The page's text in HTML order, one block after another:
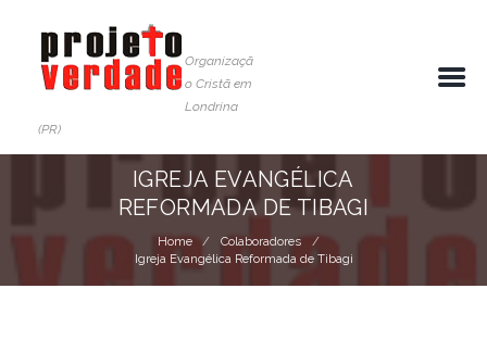
Organizaçã
o Cristã em
Londrina
(PR)
IGREJA EVANGÉLICA
REFORMADA DE TIBAGI
Home
Colaboradores
Igreja Evangélica Reformada de Tibagi